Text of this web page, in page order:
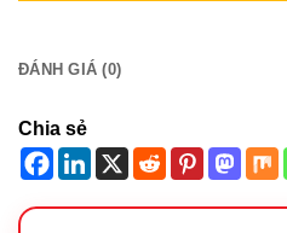
ĐÁNH GIÁ (0)
Chia sẻ